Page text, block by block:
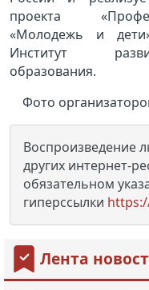
проекта
«Молодежь и
Институт
образования.
Фото
Воспроизведение
других интернет-
обязательном
гиперссылки
Лента